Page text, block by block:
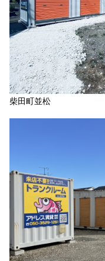
柴田町並松